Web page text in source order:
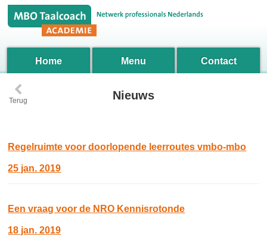
Home Menu Contact
‹
Terug Nieuws
Regelruimte voor doorlopende leerroutes vmbo-mbo
25 jan. 2019
Een vraag voor de NRO Kennisrotonde
18 jan. 2019